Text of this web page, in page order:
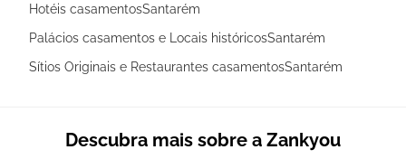
Hotéis casamentosSantarém
Palácios casamentos e Locais históricosSantarém
Sítios Originais e Restaurantes casamentosSantarém
Descubra mais sobre a Zankyou